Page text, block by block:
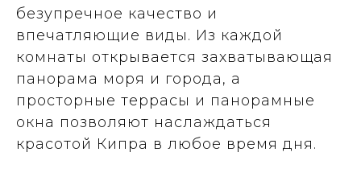
безупречное качество и
впечатляющие виды. Из каждой
комнаты открывается захватывающая
панорама моря и города, а
просторные террасы и панорамные
окна позволяют наслаждаться
красотой Кипра в любое время дня.